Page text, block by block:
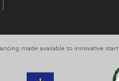
made available to innovative